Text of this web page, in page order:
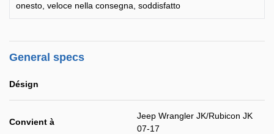
onesto, veloce nella consegna, soddisfatto
General specs
Désign
Convient à
Jeep Wrangler JK/Rubicon JK
07-17